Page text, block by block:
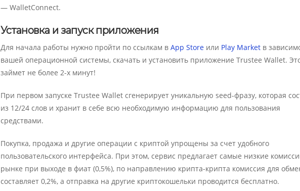
— WalletConnect.
Установка и запуск приложения
Для начала работы нужно пройти по ссылкам в App Storeили Play Marketв
вашей операционной системы, скачать и установить приложение Trustee Wallet.
займет не более 2-х минут!
При первом запуске Trustee Wallet сгенерирует уникальную seed-фразу, которая
из 12/24 слов и хранит в себе всю необходимую информацию для пользования
средствами.
Покупка, продажа и другие операции с криптой упрощены за счет удобного
пользовательского интерфейса. При этом, сервис предлагает самые низкие
рынке при выходе в фиат (0,5%), по направлению крипта-крипта комиссия для
составляет 0,2%, а отправка на другие криптокошельки проводится бесплатно.